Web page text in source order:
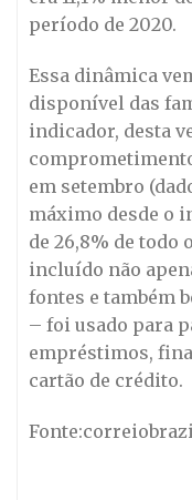
período de 2020.
Essa dinâmica
disponível das
indicador, desta
em setembro
máximo desde o
de 26,8% de
incluído não
fontes e também
– foi usado para
empréstimos,
cartão de crédito.